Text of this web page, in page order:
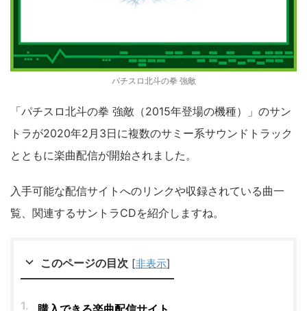
パチスロ北斗の拳 強敵
「パチスロ北斗の拳 強敵（2015年登場の機種）」のサン
トラが2020年2月3日に複数のサミー系サウンドトラック
とともに楽曲配信が開始されました。
入手可能な配信サイトへのリンクや収録されている曲一
覧、関連するサントラCDを紹介しますね。
このページの目次 [非表示]